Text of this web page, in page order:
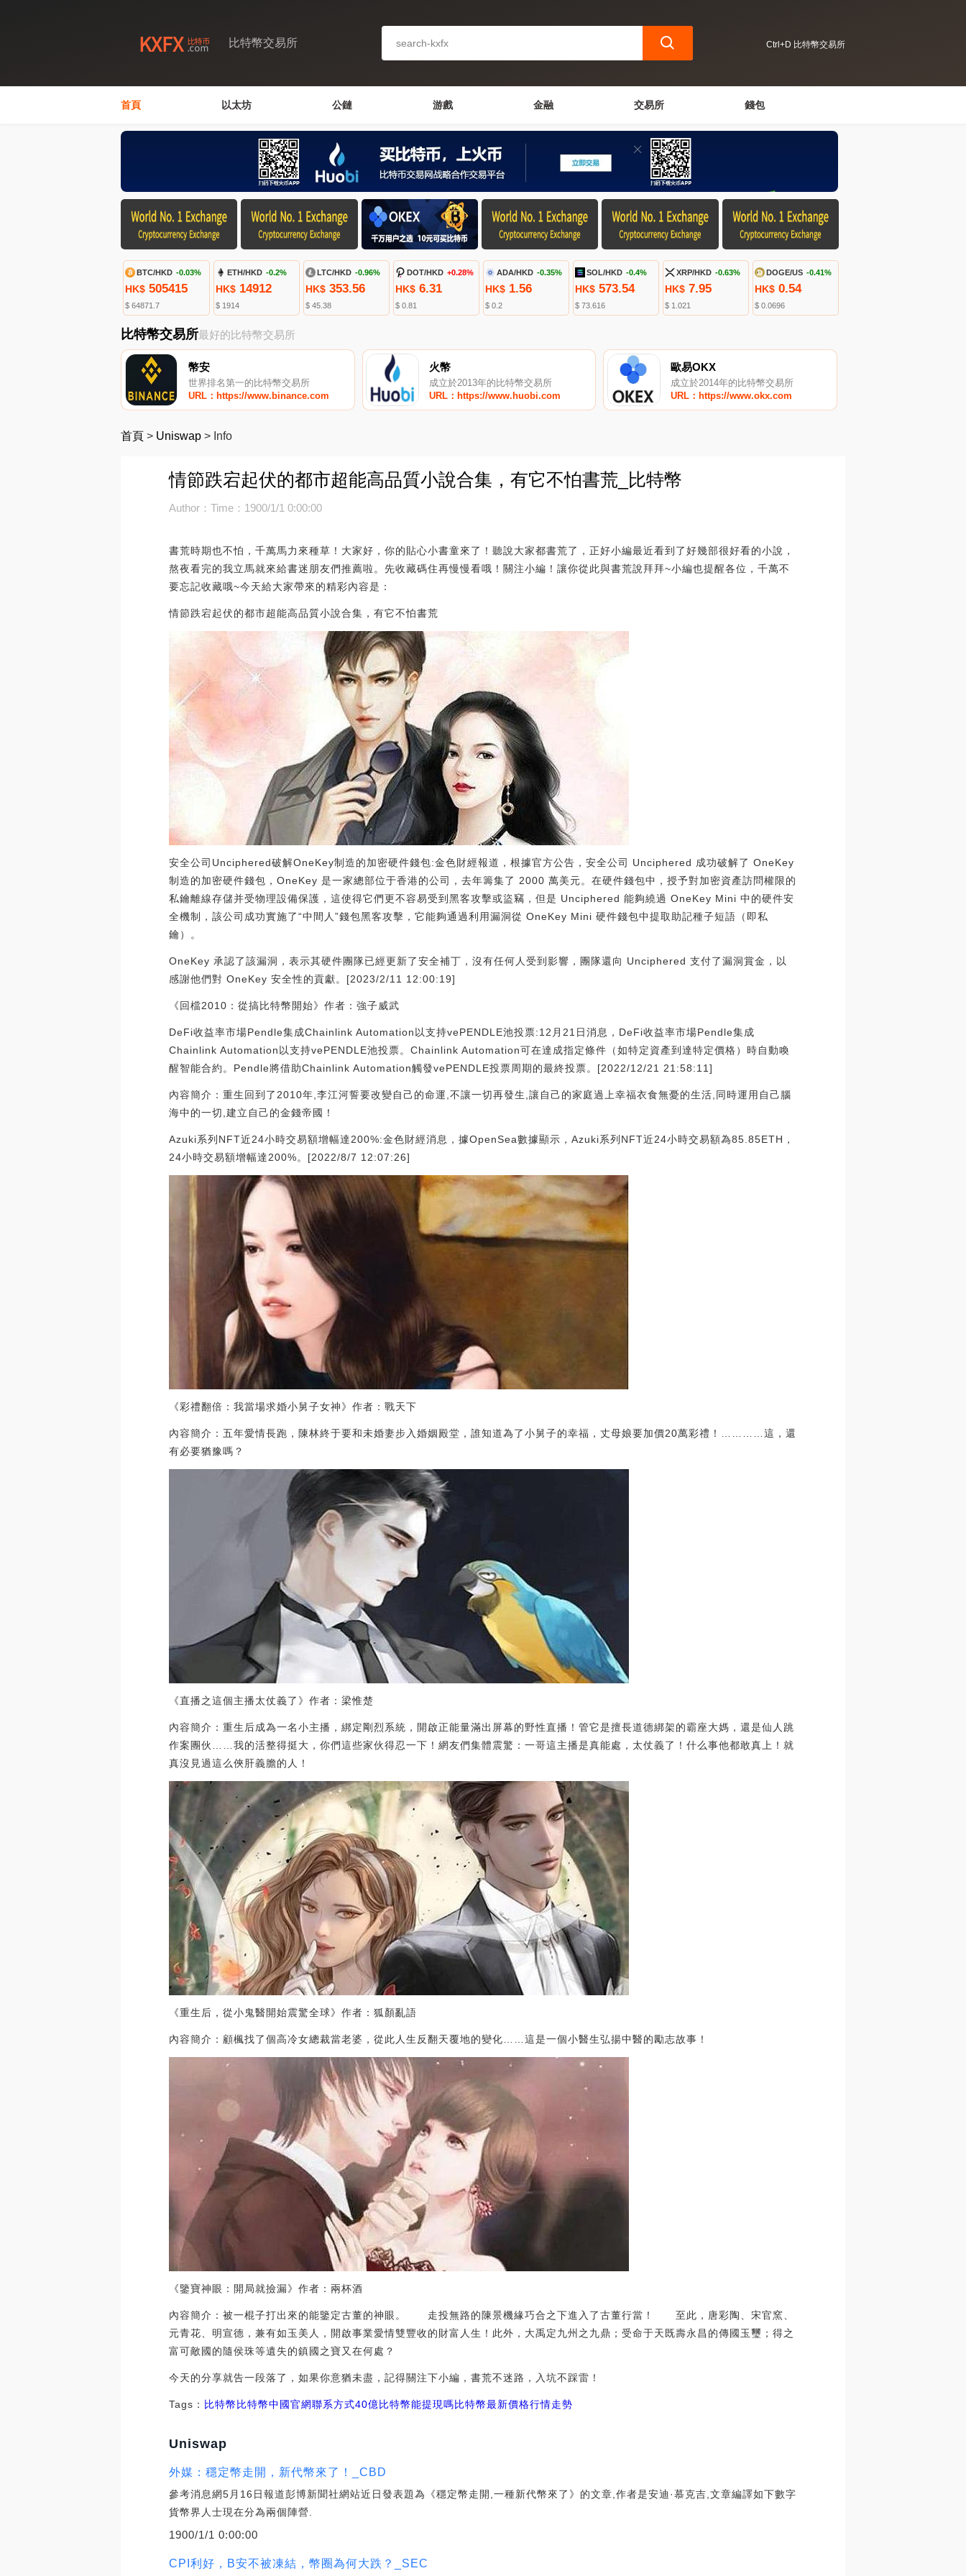
比特幣交易所 Ctrl+D 比特幣交易所
首頁 以太坊 公鏈 游戲 金融 交易所 錢包
BTC/HKD -0.03%
HK$ 505415
$ 64871.7
ETH/HKD -0.2%
HK$14912
$ 1914
LTC/HKD -0.96%
HK$353.56
$ 45.38
DOT/HKD +0.28%
HK$6.31
$ 0.81
ADA/HKD -0.35%
HK$1.56
$ 0.2
SOL/HKD -0.4%
HK$ 573.54
$ 73.616
XRP/HKD -0.63%
HK$ 7.95
$ 1.021
DOGE/US -0.41%
HK$ 0.54
$ 0.0696
比特幣交易所最好的比特幣交易所
幣安
世界排名第一的比特幣交易所
URL：https://www.binance.com
火幣
成立於2013年的比特幣交易所
URL：https://www.huobi.com
歐易OKX
成立於2014年的比特幣交易所
URL：https://www.okx.com
首頁 > Uniswap > Info
情節跌宕起伏的都市超能高品質小說合集，有它不怕書荒_比特幣
Author：Time：1900/1/1 0:00:00
書荒時期也不怕，千萬馬力來種草！大家好，你的貼心小書童來了！聽說大家都書荒了，正好小編最近看到了好幾部很好看的小說，
熬夜看完的我立馬就來給書迷朋友們推薦啦。先收藏碼住再慢慢看哦！關注小編！讓你從此與書荒說拜拜~小編也提醒各位，千萬不
要忘記收藏哦~今天給大家帶來的精彩內容是：
情節跌宕起伏的都市超能高品質小說合集，有它不怕書荒
安全公司Unciphered破解OneKey制造的加密硬件錢包:金色財經報道，根據官方公告，安全公司 Unciphered 成功破解了 OneKey
制造的加密硬件錢包，OneKey 是一家總部位于香港的公司，去年籌集了 2000 萬美元。在硬件錢包中，授予對加密資產訪問權限的
私鑰離線存儲并受物理設備保護，這使得它們更不容易受到黑客攻擊或盜竊，但是 Unciphered 能夠繞過 OneKey Mini 中的硬件安
全機制，該公司成功實施了“中間人”錢包黑客攻擊，它能夠通過利用漏洞從 OneKey Mini 硬件錢包中提取助記種子短語（即私
鑰）。
OneKey 承認了該漏洞，表示其硬件團隊已經更新了安全補丁，沒有任何人受到影響，團隊還向 Unciphered 支付了漏洞賞金，以
感謝他們對 OneKey 安全性的貢獻。[2023/2/11 12:00:19]
《回檔2010：從搞比特幣開始》作者：強子威武
DeFi收益率市場Pendle集成Chainlink Automation以支持vePENDLE池投票:12月21日消息，DeFi收益率市場Pendle集成
Chainlink Automation以支持vePENDLE池投票。Chainlink Automation可在達成指定條件（如特定資產到達特定價格）時自動喚
醒智能合約。Pendle將借助Chainlink Automation觸發vePENDLE投票周期的最終投票。[2022/12/21 21:58:11]
內容簡介：重生回到了2010年,李江河誓要改變自己的命運,不讓一切再發生,讓自己的家庭過上幸福衣食無憂的生活,同時運用自己腦
海中的一切,建立自己的金錢帝國！
Azuki系列NFT近24小時交易額增幅達200%:金色財經消息，據OpenSea數據顯示，Azuki系列NFT近24小時交易額為85.85ETH，
24小時交易額增幅達200%。[2022/8/7 12:07:26]
《彩禮翻倍：我當場求婚小舅子女神》作者：戰天下
內容簡介：五年愛情長跑，陳林終于要和未婚妻步入婚姻殿堂，誰知道為了小舅子的幸福，丈母娘要加價20萬彩禮！…………這，還
有必要猶豫嗎？
《直播之這個主播太仗義了》作者：梁惟楚
內容簡介：重生后成為一名小主播，綁定剛烈系統，開啟正能量滿出屏幕的野性直播！管它是擅長道德綁架的霸座大媽，還是仙人跳
作案團伙……我的活整得挺大，你們這些家伙得忍一下！網友們集體震驚：一哥這主播是真能處，太仗義了！什么事他都敢真上！就
真沒見過這么俠肝義膽的人！
《重生后，從小鬼醫開始震驚全球》作者：狐顏亂語
內容簡介：顧楓找了個高冷女總裁當老婆，從此人生反翻天覆地的變化……這是一個小醫生弘揚中醫的勵志故事！
《鑒寶神眼：開局就撿漏》作者：兩杯酒
內容簡介：被一棍子打出來的能鑒定古董的神眼。 走投無路的陳景機緣巧合之下進入了古董行當！ 至此，唐彩陶、宋官窯、
元青花、明宣德，兼有如玉美人，開啟事業愛情雙豐收的財富人生！此外，大禹定九州之九鼎；受命于天既壽永昌的傳國玉璽；得之
富可敵國的隨侯珠等遺失的鎮國之寶又在何處？
今天的分享就告一段落了，如果你意猶未盡，記得關注下小編，書荒不迷路，入坑不踩雷！
Tags： 比特幣比特幣中國官網聯系方式40億比特幣能提現嗎比特幣最新價格行情走勢
Uniswap
外媒：穩定幣走開，新代幣來了！_CBD
參考消息網5月16日報道彭博新聞社網站近日發表題為《穩定幣走開,一種新代幣來了》的文章,作者是安迪·慕克吉,文章編譯如下數字
貨幣界人士現在分為兩個陣營.
1900/1/1 0:00:00
CPI利好，B安不被凍結，幣圈為何大跌？_SEC